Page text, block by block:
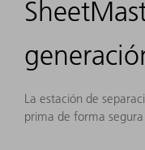
La estación de
prima de forma segura